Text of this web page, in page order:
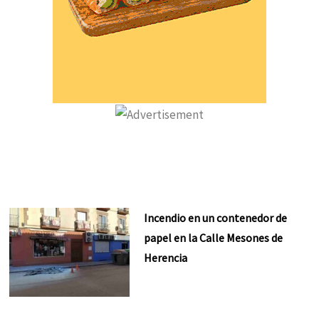
Incendio en un contenedor de
papel en la Calle Mesones de
Herencia